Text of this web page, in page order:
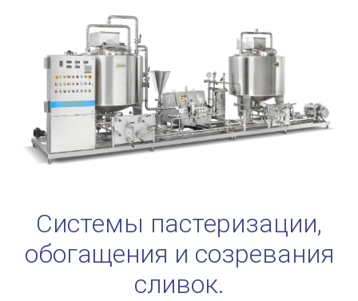
Системы пастеризации,
обогащения и созревания
сливок.